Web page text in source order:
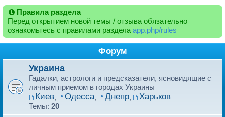
Правила раздела
Перед открытием новой темы / отзыва обязательно
ознакомьтесь с правилами раздела app.php/rules
Форум
Украина
Гадалки, астрологи и предсказатели, ясновидящие с
личным приемом в городах Украины
Киев, Одесса, Днепр, Харьков
Темы: 20